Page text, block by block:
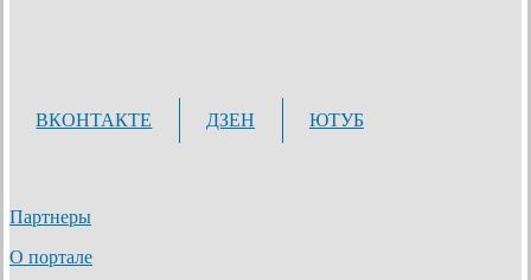
ВКОНТАКТЕ ДЗЕН ЮТУБ
Партнеры
О портале